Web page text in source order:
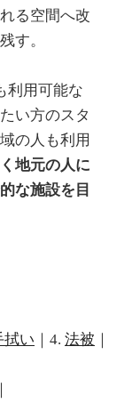
る空間へ改
す。
利用可能な
い方のスタ
の人も利用
地元の人に
な施設を目
拭い ｜4. 法被 ｜
｜